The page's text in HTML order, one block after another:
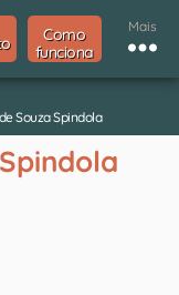
Como
funciona
Mais
Souza Spindola